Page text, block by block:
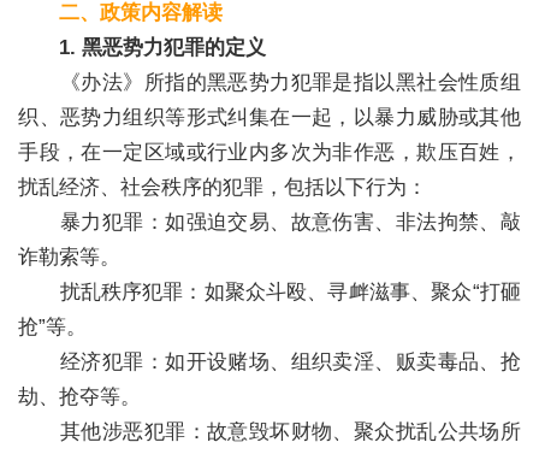
二、政策内容解读
1. 黑恶势力犯罪的定义
《办法》所指的黑恶势力犯罪是指以黑社会性质组
织、恶势力组织等形式纠集在一起，以暴力威胁或其他
手段，在一定区域或行业内多次为非作恶，欺压百姓，
扰乱经济、社会秩序的犯罪，包括以下行为：
暴力犯罪：如强迫交易、故意伤害、非法拘禁、敲
诈勒索等。
扰乱秩序犯罪：如聚众斗殴、寻衅滋事、聚众“打砸
抢”等。
经济犯罪：如开设赌场、组织卖淫、贩卖毒品、抢
劫、抢夺等。
其他涉恶犯罪：故意毁坏财物、聚众扰乱公共场所